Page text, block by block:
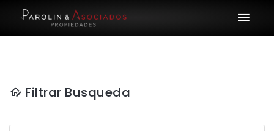
Filtrar Busqueda